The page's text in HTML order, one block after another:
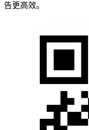
告更高效。